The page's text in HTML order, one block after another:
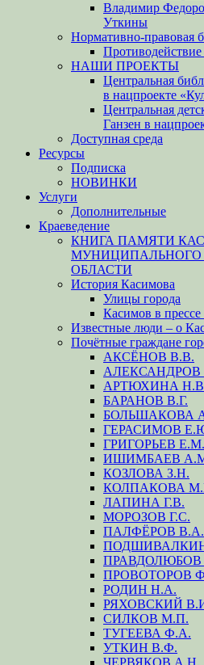
Владимир
Уткины
Нормативно-правовая
НАШИ ПРОЕКТЫ
Центральная
в нацпроекте
Центральная
Ганзен в
Доступная среда
Ресурсы
Подписка
НОВИНКИ
Услуги
Дополнительные
Краеведение
КНИГА ПАМЯТИ
МУНИЦИПАЛЬНОГО
ОБЛАСТИ
История Касимова
Улицы города
Касимов в
Известные люди – о
Почётные граждане
АКСЁНОВ В.В.
АЛЕКСАНДРОВ
АРТЮХИНА
БАРАНОВ В.Г.
БОЛЬШАКОВА
ГЕРАСИМОВ
ГРИГОРЬЕВ Е.М.
ИШИМБАЕВ
КОЗЛОВА З.Н.
КОЛПАКОВА
ЛАПИНА Г.В.
МОРОЗОВ Г.С.
ПАЛФЁРОВ В.А.
ПРАВДОЛЮБОВ
ПРОВОТОРОВ
РОДИН Н.А.
РЯХОВСКИЙ
СИЛКОВ М.П.
ТУГЕЕВА Ф.А.
УТКИН В.Ф.
ЧЕРВЯКОВ А.Н.